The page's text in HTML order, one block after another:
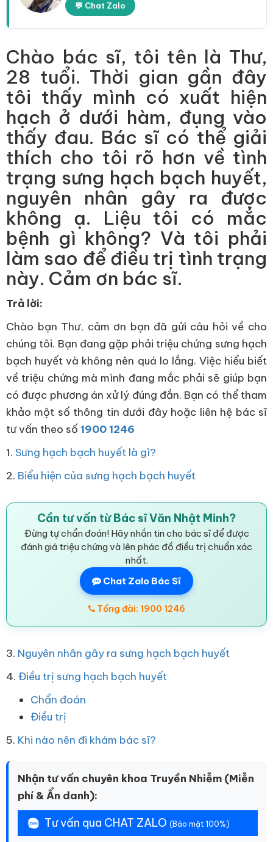
💬 Chat Zalo
Chào bác sĩ, tôi tên là Thư,
28 tuổi. Thời gian gần đây
tôi thấy mình có xuất hiện
hạch ở dưới hàm, đụng vào
thấy đau. Bác sĩ có thể giải
thích cho tôi rõ hơn về tình
trạng sưng hạch bạch huyết,
nguyên nhân gây ra được
không ạ. Liệu tôi có mắc
bệnh gì không? Và tôi phải
làm sao để điều trị tình trạng
này. Cảm ơn bác sĩ.
Trả lời:
Chào bạn Thư, cảm ơn bạn đã gửi câu hỏi về cho
chúng tôi. Bạn đang gặp phải triệu chứng sưng hạch
bạch huyết và không nên quá lo lắng. Việc hiểu biết
về triệu chứng mà mình đang mắc phải sẽ giúp bạn
có được phương án xử lý đúng đắn. Bạn có thể tham
khảo một số thông tin dưới đây hoặc liên hệ bác sĩ
tư vấn theo số 1900 1246
1. Sưng hạch bạch huyết là gì?
2. Biểu hiện của sưng hạch bạch huyết
Cần tư vấn từ Bác sĩ Văn Nhật Minh?
Đừng tự chẩn đoán! Hãy nhắn tin cho bác sĩ để được
đánh giá triệu chứng và lên phác đồ điều trị chuẩn xác
nhất.
Chat Zalo Bác Sĩ
Tổng đài: 1900 1246
3. Nguyên nhân gây ra sưng hạch bạch huyết
4. Điều trị sưng hạch bạch huyết
Chẩn đoán
Điều trị
5. Khi nào nên đi khám bác sĩ?
Nhận tư vấn chuyên khoa Truyền Nhiễm (Miễn
phí & Ẩn danh):
Tư vấn qua CHAT ZALO (Bảo mật 100%)